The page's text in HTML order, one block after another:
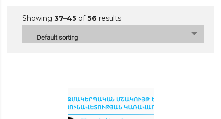
Showing 37–45 of56 results
Default sorting